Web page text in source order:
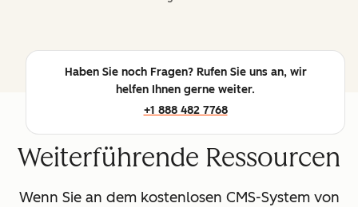
Haben Sie noch Fragen? Rufen Sie uns an, wir
helfen Ihnen gerne weiter.
+1 888 482 7768
Weiterführende Ressourcen
Wenn Sie an dem kostenlosen CMS-System von